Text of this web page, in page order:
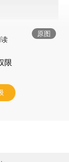
原图
限